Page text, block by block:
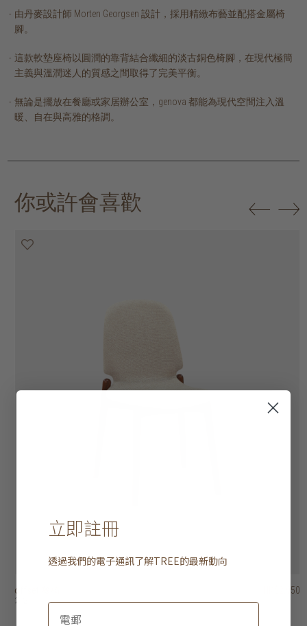
由丹麥設計師 Morten Georgsen 設計，採用精緻布藝並配搭金屬椅
腳。
這款軟墊座椅以圓潤的靠背結合纖細的淡古銅色椅腳，在現代極簡
主義與溫潤迷人的質感之間取得了完美平衡。
無論是擺放在餐廳或家居辦公室，genova 都能為現代空間注入溫
暖、自在與高雅的格調。
你或許會喜歡
offset 餐椅
2 選項
HK$2,950
genova 扶手椅 HK$2,950
klee 餐椅 HK$3,450
gordon 餐椅
2 選項
HK$3,450
risu 可疊餐椅 HK$4,450
poise 餐椅 HK$2,650
artisan 餐椅 HK$1,950
holly dining chair
3 選項
HK$2,650
float 柳條餐椅 HK$2,250
klasik 扶手椅 HK$2,450
立即註冊
透過我們的電子通訊了解TREE的最新動向